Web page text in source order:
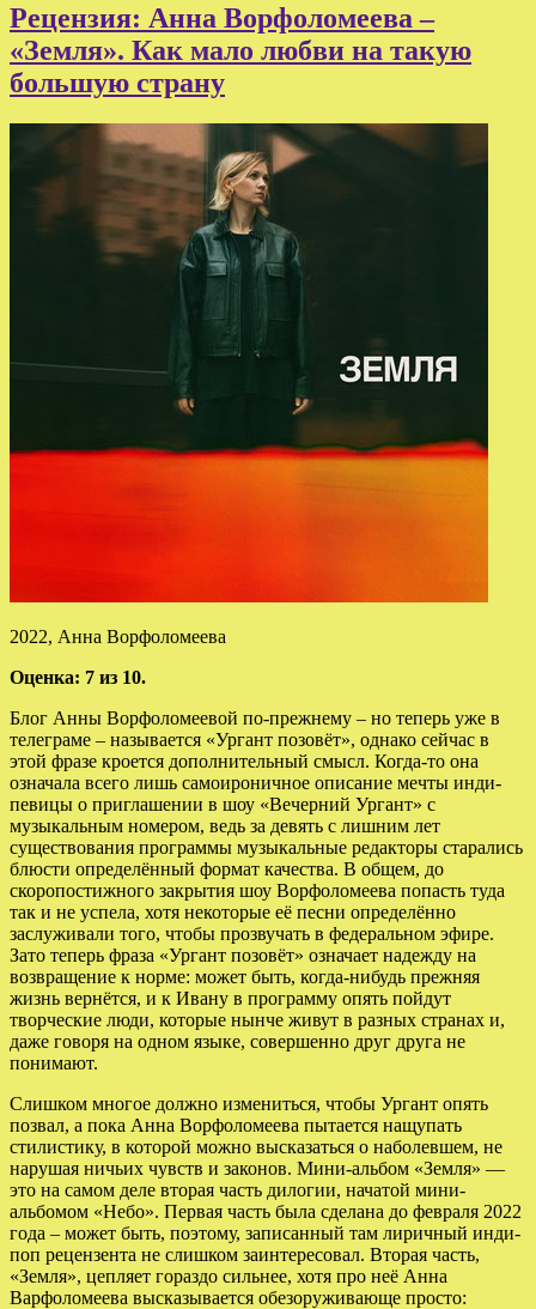
Рецензия: Анна Ворфоломеева –
«Земля». Как мало любви на такую
большую страну
2022, Анна Ворфоломеева
Оценка: 7 из 10.
Блог Анны Ворфоломеевой по-прежнему – но теперь уже в
телеграме – называется «Ургант позовёт», однако сейчас в
этой фразе кроется дополнительный смысл. Когда-то она
означала всего лишь самоироничное описание мечты инди-
певицы о приглашении в шоу «Вечерний Ургант» с
музыкальным номером, ведь за девять с лишним лет
существования программы музыкальные редакторы старались
блюсти определённый формат качества. В общем, до
скоропостижного закрытия шоу Ворфоломеева попасть туда
так и не успела, хотя некоторые её песни определённо
заслуживали того, чтобы прозвучать в федеральном эфире.
Зато теперь фраза «Ургант позовёт» означает надежду на
возвращение к норме: может быть, когда-нибудь прежняя
жизнь вернётся, и к Ивану в программу опять пойдут
творческие люди, которые нынче живут в разных странах и,
даже говоря на одном языке, совершенно друг друга не
понимают.
Слишком многое должно измениться, чтобы Ургант опять
позвал, а пока Анна Ворфоломеева пытается нащупать
стилистику, в которой можно высказаться о наболевшем, не
нарушая ничьих чувств и законов. Мини-альбом «Земля» —
это на самом деле вторая часть дилогии, начатой мини-
альбомом «Небо». Первая часть была сделана до февраля 2022
года – может быть, поэтому, записанный там лиричный инди-
поп рецензента не слишком заинтересовал. Вторая часть,
«Земля», цепляет гораздо сильнее, хотя про неё Анна
Варфоломеева высказывается обезоруживающе просто: